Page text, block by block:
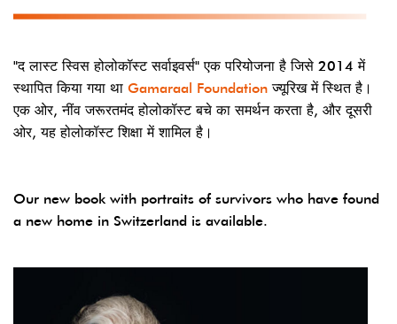
"द लास्ट स्विस होलोकॉस्ट सर्वाइवर्स" एक परियोजना है जिसे 2014 में
स्थापित किया गया था Gamaraal Foundation ज्यूरिख में स्थित है।
एक ओर, नींव जरूरतमंद होलोकॉस्ट बचे का समर्थन करता है, और दूसरी
ओर, यह होलोकॉस्ट शिक्षा में शामिल है।
Our new book with portraits of survivors who have found
a new home in Switzerland is available.